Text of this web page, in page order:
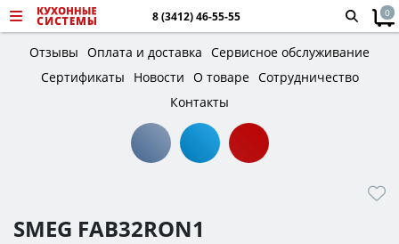
8 (3412) 46-55-55 0
Отзывы Оплата и доставка Сервисное обслуживание
Сертификаты
Новости О товаре Сотрудничество
Контакты
SMEG FAB32RON1